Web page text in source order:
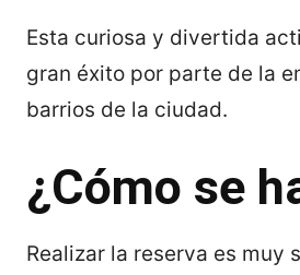
Esta curiosa y divertida
gran éxito por parte de la
barrios de la ciudad.
¿Cómo se
Realizar la reserva es muy